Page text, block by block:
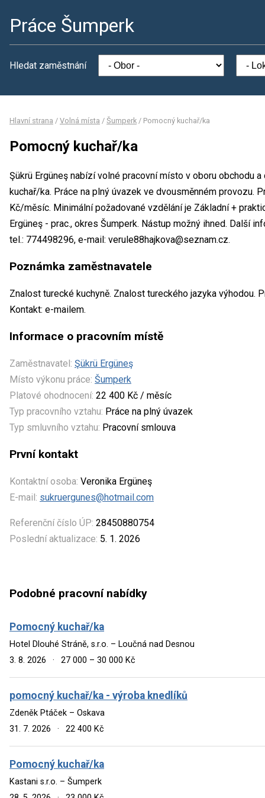
Práce Šumperk
Hledat zaměstnání
Hlavní strana / Volná místa / Šumperk / Pomocný kuchař/ka
Pomocný kuchař/ka
Şükrü Ergüneş nabízí volné pracovní místo v oboru obchodu
kuchař/ka. Práce na plný úvazek ve dvousměnném provozu.
Kč/měsíc. Minimální požadované vzdělání je Základní +
Ergüneş - prac., okres Šumperk. Nástup možný ihned. Další
tel.: 774498296, e-mail: verule88hajkova@seznam.cz.
Poznámka zaměstnavatele
Znalost turecké kuchyně. Znalost tureckého jazyka výhodou.
Kontakt: e-mailem.
Informace o pracovním místě
Zaměstnavatel: Şükrü Ergüneş
Místo výkonu práce: Šumperk
Platové ohodnocení: 22 400 Kč / měsíc
Typ pracovního vztahu: Práce na plný úvazek
Typ smluvního vztahu: Pracovní smlouva
První kontakt
Kontaktní osoba: Veronika Ergüneş
E-mail: sukruergunes@hotmail.com
Referenční číslo ÚP: 28450880754
Poslední aktualizace: 5. 1. 2026
Podobné pracovní nabídky
Pomocný kuchař/ka
Hotel Dlouhé Stráně, s.r.o. – Loučná nad Desnou
3. 8. 2026
· 27 000 – 30 000 Kč
pomocný kuchař/ka - výroba knedlíků
Zdeněk Ptáček – Oskava
31. 7. 2026
· 22 400 Kč
Pomocný kuchař/ka
Kastani s.r.o. – Šumperk